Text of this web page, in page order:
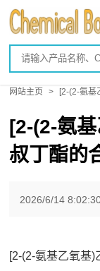
网站主页 > [2-(2-氨基
[2-(2-氨
叔丁酯的
2026/6/14
[2-(2-氨基乙氧基)